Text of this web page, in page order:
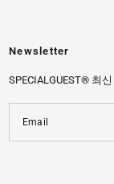
Newsletter
SPECIALGUEST® 최
Email